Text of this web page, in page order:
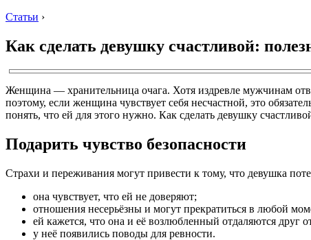
Статьи ›
Как сделать девушку счастливой:
Женщина — хранительница очага. Хотя издревле мужчинам
поэтому, если женщина чувствует себя несчастной, это
понять, что ей для этого нужно. Как сделать девушку
Подарить чувство безопасности
Страхи и переживания могут привести к тому, что девушка
она чувствует, что ей не доверяют;
отношения несерьёзны и могут прекратиться в любой
ей кажется, что она и её возлюбленный отдаляются друг
у неё появились поводы для ревности.